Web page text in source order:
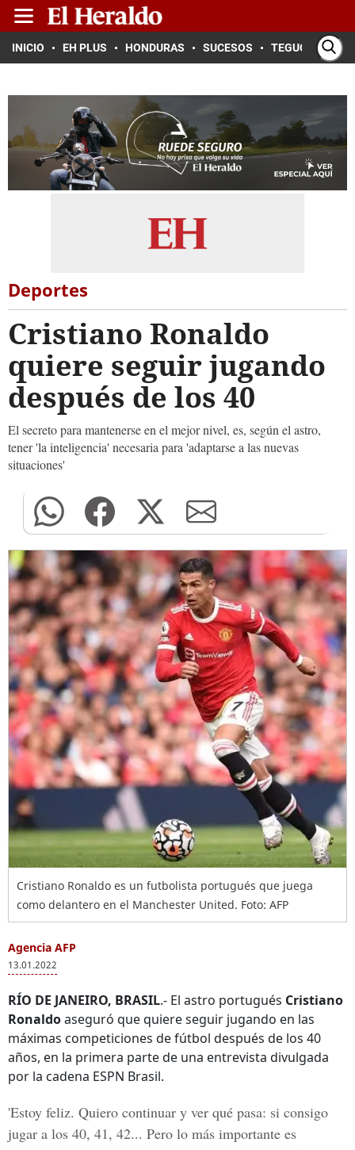
INICIO EH PLUS HONDURAS SUCESOS TEGUCIGALPA
Deportes
Cristiano Ronaldo
quiere seguir jugando
después de los 40
El secreto para mantenerse en el mejor nivel, es, según el astro,
tener 'la inteligencia' necesaria para 'adaptarse a las nuevas
situaciones'
Cristiano Ronaldo es un futbolista portugués que juega
como delantero en el Manchester United. Foto: AFP
Agencia AFP
13.01.2022
RÍO DE JANEIRO, BRASIL.- El astro portugués Cristiano
Ronaldoaseguró que quiere seguir jugando en las
máximas competiciones de fútbol después de los 40
años, en la primera parte de una entrevista divulgada
por la cadena ESPN Brasil.
'Estoy feliz. Quiero continuar y ver qué pasa: si consigo
jugar a los 40, 41, 42... Pero lo más importante es